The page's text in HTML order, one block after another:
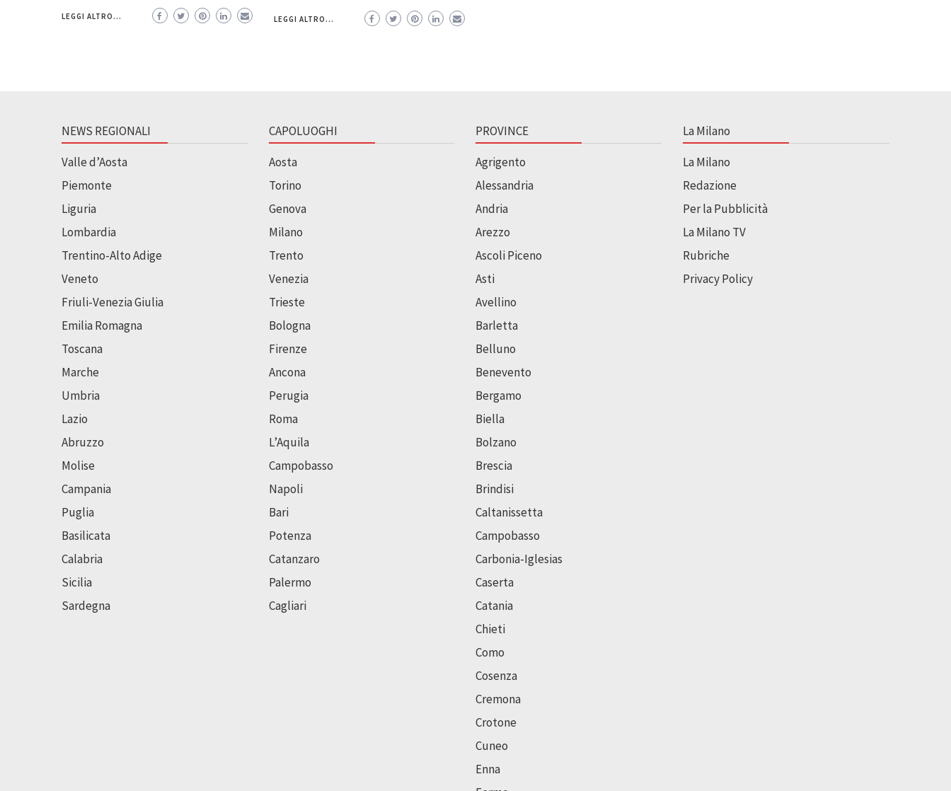
LEGGI ALTRO... LEGGI ALTRO...
NEWS REGIONALI
Valle d’Aosta
Piemonte
Liguria
Lombardia
Trentino-Alto Adige
Veneto
Friuli-Venezia Giulia
Emilia Romagna
Toscana
Marche
Umbria
Lazio
Abruzzo
Molise
Campania
Puglia
Basilicata
Calabria
Sicilia
Sardegna
CAPOLUOGHI
Aosta
Torino
Genova
Milano
Trento
Venezia
Trieste
Bologna
Firenze
Ancona
Perugia
Roma
L’Aquila
Campobasso
Napoli
Bari
Potenza
Catanzaro
Palermo
Cagliari
PROVINCE
Agrigento
Alessandria
Andria
Arezzo
Ascoli Piceno
Asti
Avellino
Barletta
Belluno
Benevento
Bergamo
Biella
Bolzano
Brescia
Brindisi
Caltanissetta
Campobasso
Carbonia-Iglesias
Caserta
Catania
Chieti
Como
Cosenza
Cremona
Crotone
Cuneo
Enna
La Milano
La Milano
Redazione
Per la Pubblicità
La Milano TV
Rubriche
Privacy Policy